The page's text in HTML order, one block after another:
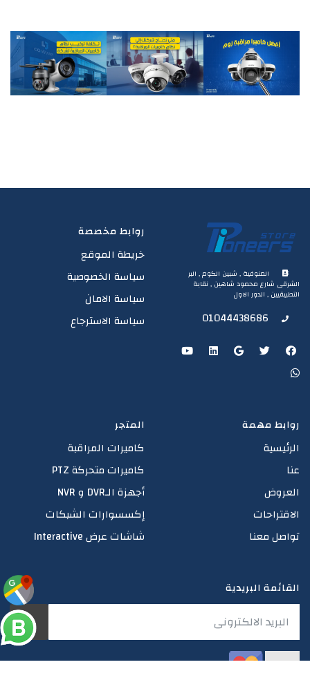
المنوفية , شبين الكوم , البر
الشرقى شارع محمود شاهين , نقابة
التطبيقيين , الدور الاول
01044438686
روابط مخصصة
خريطة الموقع
سياسة الخصوصية
سياسة الامان
سياسة الاسترجاع
روابط مهمة
الرئيسية
عنا
العروض
الاقتراحات
تواصل معنا
المتجر
كاميرات المراقبة
كاميرات متحركة PTZ
أجهزة الـDVR و NVR
إكسسوارات الشبكات
شاشات عرض Interactive
القائمة البريدية